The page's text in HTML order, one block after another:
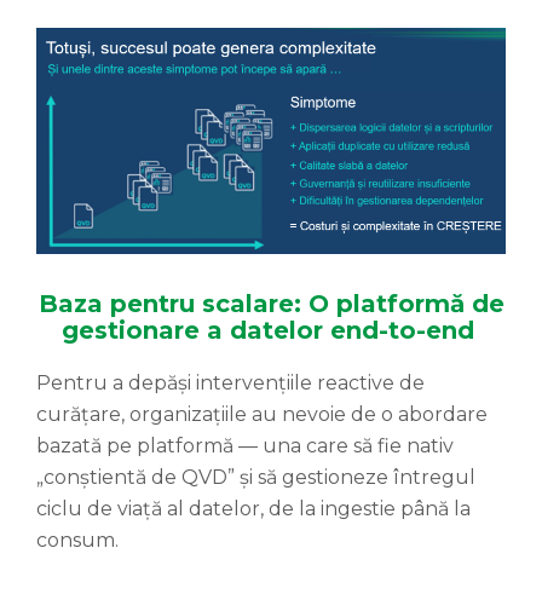
Baza pentru scalare: O platformă de
gestionare a datelor end-to-end
Pentru a depăși intervențiile reactive de
curățare, organizațiile au nevoie de o abordare
bazată pe platformă — una care să fie nativ
„conștientă de QVD” și să gestioneze întregul
ciclu de viață al datelor, de la ingestie până la
consum.